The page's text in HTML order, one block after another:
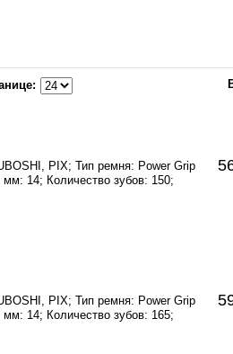
PIX; Тип ремня: Power Grip
мм: 14; Количество зубов: 150;
PIX; Тип ремня: Power Grip
мм: 14; Количество зубов: 165;